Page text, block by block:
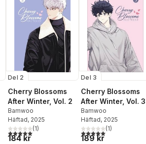
Del 2
Cherry Blossoms
After Winter, Vol. 2
Bamwoo
Häftad, 2025
5,0utav 5 stjärnor. Totalt antal röster:
(1)
184 kr
Del 3
Cherry Blossoms
After Winter, Vol. 3
Bamwoo
Häftad, 2025
5,0utav 5 stjärnor.
(1)
189 kr